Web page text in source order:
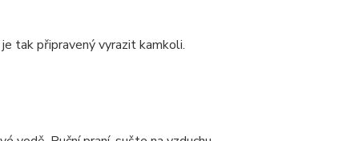
tak připravený vyrazit kamkoli.